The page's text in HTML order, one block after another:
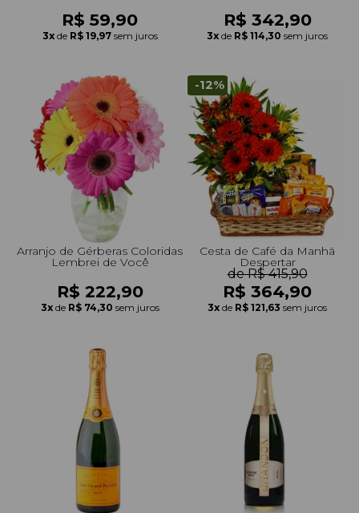
R$ 59,90
3x de R$ 19,97 sem juros
R$ 342,90
3x de R$ 114,30 sem juros
Arranjo de Gérberas Coloridas
Lembrei de Você
R$ 222,90
3x de R$ 74,30 sem juros
-12%
Cesta de Café da Manh
Despertar
de R$ 415,90
R$ 364,90
3x de R$ 121,63 sem juros